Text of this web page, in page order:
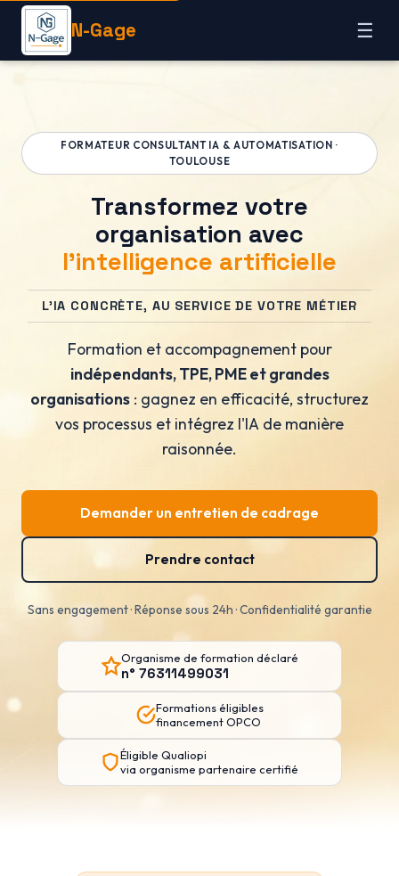
N-Gage ☰
FORMATEUR CONSULTANT IA & AUTOMATISATION ·
TOULOUSE
Transformez votre
organisation avec
l'intelligence artificielle
L'IA CONCRÈTE, AU SERVICE DE VOTRE MÉTIER
Formation et accompagnement pour
indépendants, TPE, PME et grandes
organisations : gagnez en efficacité, structurez
vos processus et intégrez l'IA de manière
raisonnée.
Demander un entretien de cadrage
Prendre contact
Sans engagement · Réponse sous 24h · Confidentialité garantie
Organisme de formation déclaré
n° 76311499031
Formations éligibles
financement OPCO
Éligible Qualiopi
via organisme partenaire certifié